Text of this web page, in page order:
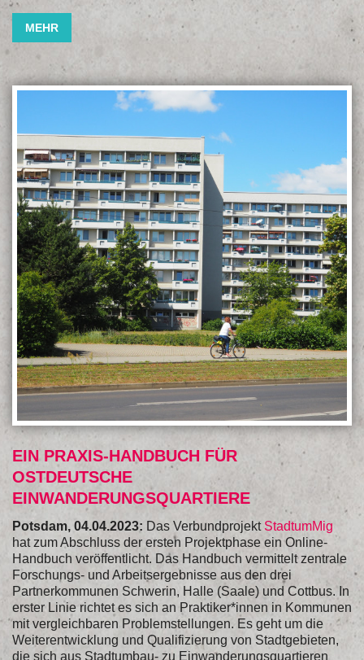
MEHR
EIN PRAXIS-HANDBUCH FÜR
OSTDEUTSCHE
EINWANDERUNGSQUARTIERE
Potsdam, 04.04.2023: Das Verbundprojekt StadtumMig
hat zum Abschluss der ersten Projektphase ein Online-
Handbuch veröffentlicht. Das Handbuch vermittelt zentrale
Forschungs- und Arbeitsergebnisse aus den drei
Partnerkommunen Schwerin, Halle (Saale) und Cottbus. In
erster Linie richtet es sich an Praktiker*innen in Kommunen
mit vergleichbaren Problemstellungen. Es geht um die
Weiterentwicklung und Qualifizierung von Stadtgebieten,
die sich aus Stadtumbau- zu Einwanderungsquartieren